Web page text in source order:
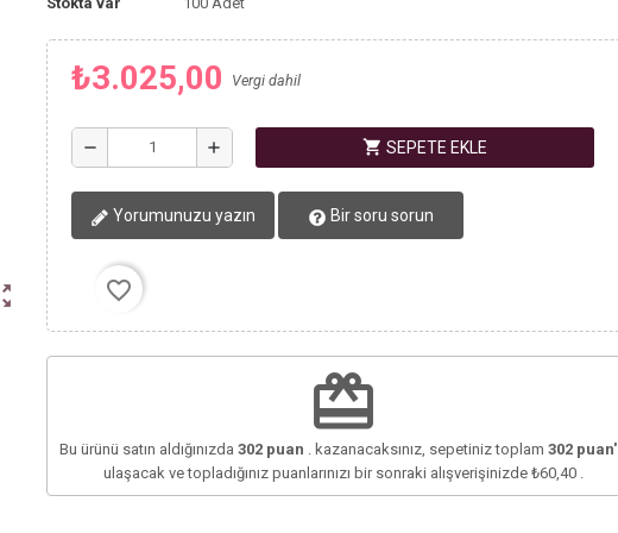
₺3.025,00 Vergi dahil
remove add shopping_cart SEPETE EKLE
Yorumunuzu yazın Bir soru sorun
favorite_border
redeem
Bu ürünü satın aldığınızda302 puan . kazanacaksınız, sepetiniz toplam302
ulaşacak ve topladığınız puanlarınızı bir sonraki alışverişinizde ₺60,40.